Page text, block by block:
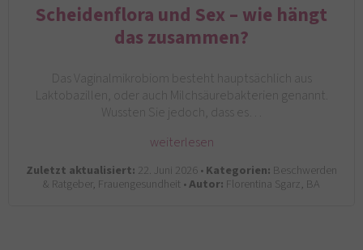
Scheidenflora und Sex – wie hängt
das zusammen?
Das Vaginalmikrobiom besteht hauptsächlich aus
Laktobazillen, oder auch Milchsäurebakterien genannt.
Wussten Sie jedoch, dass es…
weiterlesen
Zuletzt aktualisiert: 22. Juni 2026 •Kategorien: Beschwerden
& Ratgeber, Frauengesundheit •Autor: Florentina Sgarz, BA